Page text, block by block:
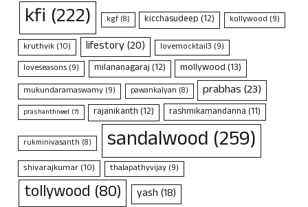
kfi (222) kgf(8) kicchasudeep(12) kollywood (9)
kruthvik(10) lifestory(20) lovemocktail3 (9)
loveseasons (9) milananagaraj(12) mollywood(13)
mukundaramaswamy (9) pawankalyan (8) prabhas(23)
prashanthneel (7) rajanikanth(12) rashmikamandanna(11)
rukminivasanth (8) sandalwood (259)
shivarajkumar(10) thalapathyvijay(9)
tollywood (80) yash(18)